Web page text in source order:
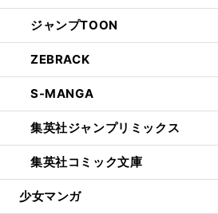
ジャンプTOON
ZEBRACK
S-MANGA
集英社ジャンプリミックス
集英社コミック文庫
少女マンガ